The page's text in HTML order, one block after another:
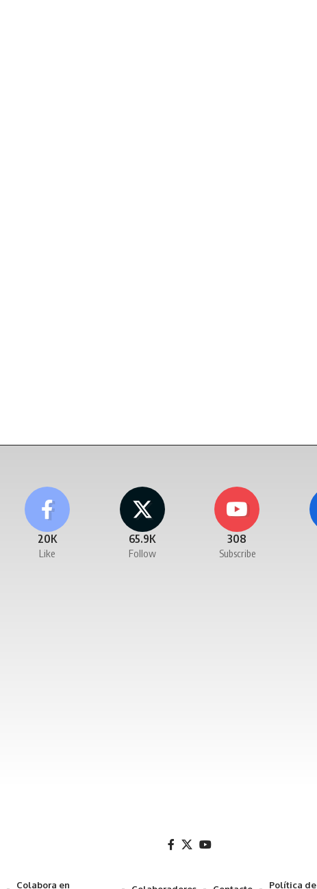
20K
Like
65.9K
Follow
308
Subscribe
Colabora en
Política